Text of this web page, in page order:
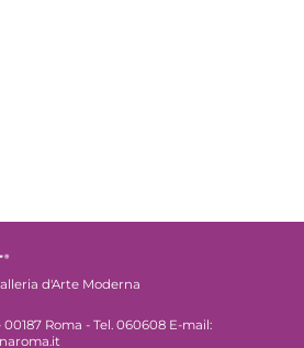
d'Arte Moderna
Roma - Tel. 060608 E-mail: